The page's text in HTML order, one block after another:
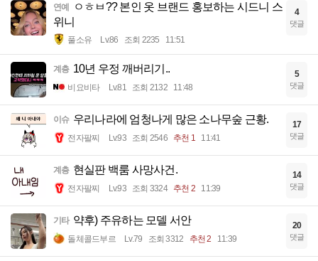
연예
ㅇㅎㅂ?? 본인 옷 브랜드 홍보하는 시드니 스
위니
풀소유 Lv.86 조회 2235 11:51
4
댓글
계층 10년 우정 깨버리기..
비요비타 Lv.81 조회 2132 11:48
5
댓글
이슈 우리나라에 엄청나게 많은 소나무숲 근황.
전자팔찌 Lv.93 조회 2546 추천 1 11:41
17
댓글
계층 현실판 백룸 사망사건.
전자팔찌 Lv.93 조회 3324 추천 2 11:39
14
댓글
기타 약후) 주유하는 모델 서안
돌체콜드부르 Lv.79 조회 3312 추천 2 11:39
20
댓글